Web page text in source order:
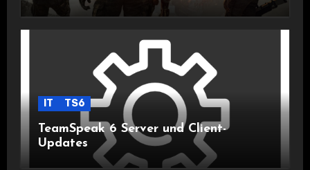
IT TS6
TeamSpeak 6 Server und Client-
Updates